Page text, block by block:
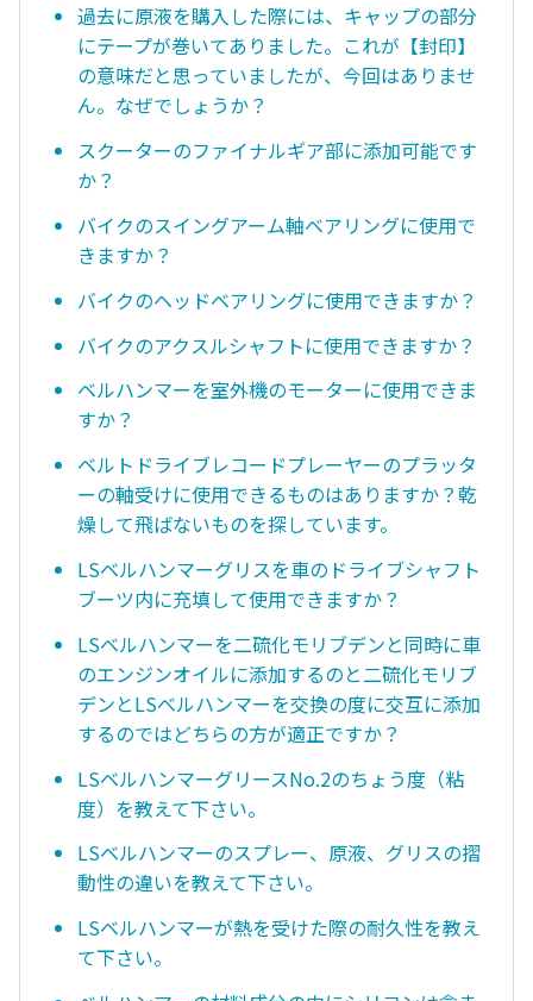
過去に原液を購入した際には、キャップの部分
にテープが巻いてありました。これが【封印】
の意味だと思っていましたが、今回はありませ
ん。なぜでしょうか？
スクーターのファイナルギア部に添加可能です
か？
バイクのスイングアーム軸ベアリングに使用で
きますか？
バイクのヘッドベアリングに使用できますか？
バイクのアクスルシャフトに使用できますか？
ベルハンマーを室外機のモーターに使用できま
すか？
ベルトドライブレコードプレーヤーのプラッタ
ーの軸受けに使用できるものはありますか？乾
燥して飛ばないものを探しています。
LSベルハンマーグリスを車のドライブシャフト
ブーツ内に充填して使用できますか？
LSベルハンマーを二硫化モリブデンと同時に車
のエンジンオイルに添加するのと二硫化モリブ
デンとLSべルハンマーを交換の度に交互に添加
するのではどちらの方が適正ですか？
LSベルハンマーグリースNo.2のちょう度（粘
度）を教えて下さい。
LSベルハンマーのスプレー、原液、グリスの摺
動性の違いを教えて下さい。
LSベルハンマーが熱を受けた際の耐久性を教え
て下さい。